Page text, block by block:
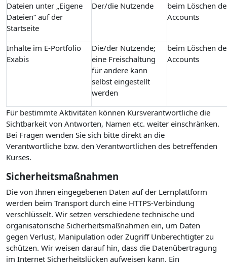
Dateien unter „Eigene
Dateien“ auf der
Startseite
Der/die Nutzende
beim Löschen
Accounts
Inhalte im E-Portfolio
Exabis
Die/der Nutzende;
eine Freischaltung
für andere kann
selbst eingestellt
werden
beim Löschen
Accounts
Für bestimmte Aktivitäten können Kursverantwortliche die
Sichtbarkeit von Antworten, Namen etc. weiter einschränken.
Bei Fragen wenden Sie sich bitte direkt an die
Verantwortliche bzw. den Verantwortlichen des betreffenden
Kurses.
Sicherheitsmaßnahmen
Die von Ihnen eingegebenen Daten auf der Lernplattform
werden beim Transport durch eine HTTPS-Verbindung
verschlüsselt. Wir setzen verschiedene technische und
organisatorische Sicherheitsmaßnahmen ein, um Daten
gegen Verlust, Manipulation oder Zugriff Unberechtigter zu
schützen. Wir weisen darauf hin, dass die Datenübertragung
im Internet Sicherheitslücken aufweisen kann. Ein